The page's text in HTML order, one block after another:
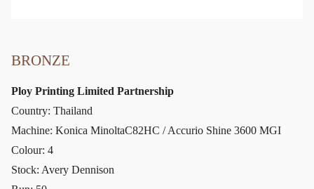
BRONZE
Ploy Printing Limited Partnership
Country: Thailand
Machine: Konica MinoltaC82HC / Accurio Shine 3600 MGI
Colour: 4
Stock: Avery Dennison